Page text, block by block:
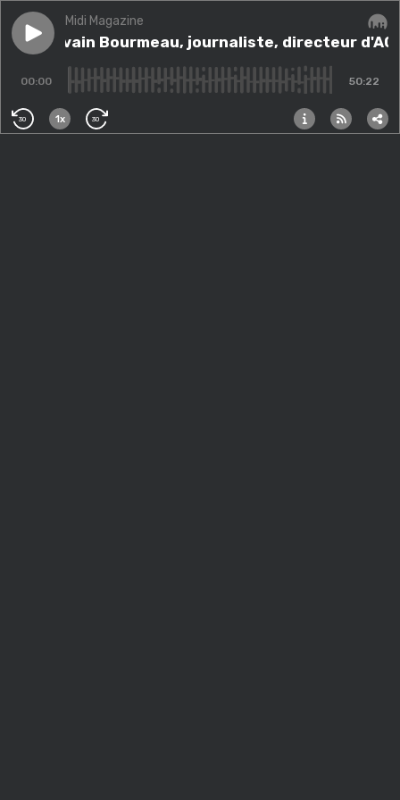
Play episodeAvec Sylvain Bourmeau, journaliste, directeur d'AOC
Midi Magazine
Sylvain Bourmeau, journaliste, directeur
00:00 50:22
30 1x 30